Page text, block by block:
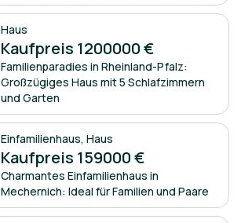
Haus
Kaufpreis 1200000 €
Familienparadies in Rheinland-Pfalz:
Großzügiges Haus mit 5 Schlafzimmern
und Garten
Einfamilienhaus,Haus
Kaufpreis 159000 €
Charmantes Einfamilienhaus in
Mechernich: Ideal für Familien und Paare